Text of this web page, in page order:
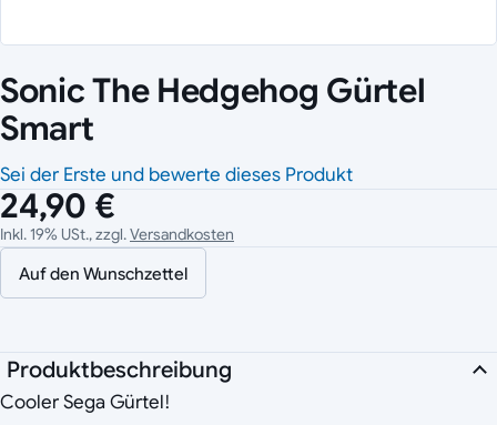
Sonic The Hedgehog Gürtel
Smart
Sei der Erste und bewerte dieses Produkt
24,90 €
Inkl. 19% USt., zzgl.Versandkosten
Auf den Wunschzettel
Produktbeschreibung
Cooler Sega Gürtel!